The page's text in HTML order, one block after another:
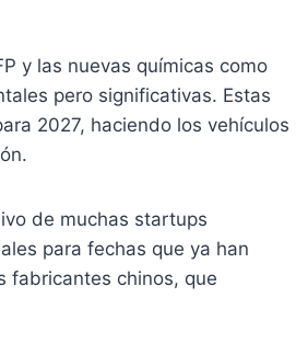
y las nuevas químicas como
pero significativas. Estas
2027, haciendo los vehículos
de muchas startups
para fechas que ya han
fabricantes chinos, que